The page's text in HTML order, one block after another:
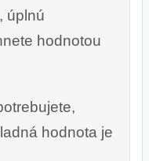
úplnú
hodnotou
hodnota je